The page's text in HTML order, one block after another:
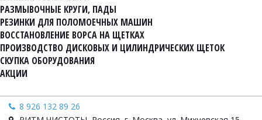
РАЗМЫВОЧНЫЕ КРУГИ, ПАДЫ
РЕЗИНКИ ДЛЯ ПОЛОМОЕЧНЫХ МАШИН
ВОССТАНОВЛЕНИЕ ВОРСА НА ЩЕТКАХ
ПРОИЗВОДСТВО ДИСКОВЫХ И ЦИЛИНДРИЧЕСКИХ ЩЕТОК
СКУПКА ОБОРУДОВАНИЯ
АКЦИИ
8 926 132 89 26